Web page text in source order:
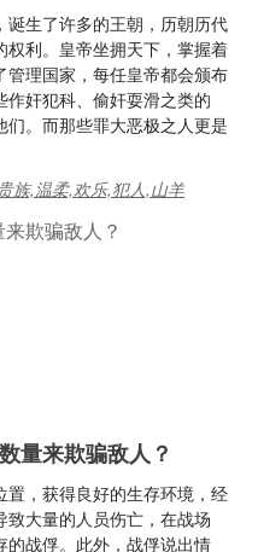
生了许多的王朝，历朝历代
利。皇帝坐拥天下，掌握着
理国家，每任皇帝都会颁布
奸犯科、偷奸耍滑之类的
。而那些罪大恶极之人更是
族,温柔,欢乐,犯人,山羊
量来欺骗敌人？
，获得良好的生存环境，经
大量的人员伤亡，在战场
战俘。此外，战俘说出情